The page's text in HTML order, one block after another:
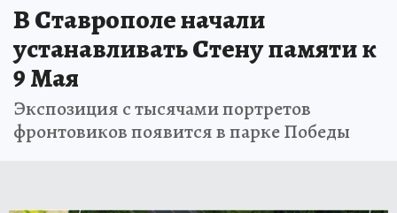
В Ставрополе начали
устанавливать Стену памяти к
9 Мая
Экспозиция с тысячами портретов
фронтовиков появится в парке Победы